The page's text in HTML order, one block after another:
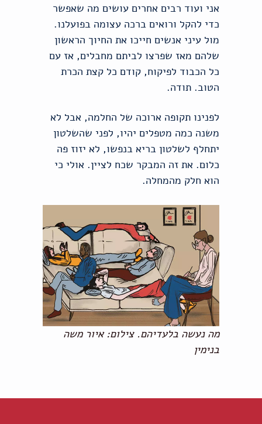
אני ועוד רבים אחרים עושים מה שאפשר
כדי להקל ורואים ברכה עצומה בפועלנו.
מול עיני אנשים חייכו את החיוך הראשון
שלהם מאז שפרצו לביתם מחבלים, אז עם
כל הכבוד לפיקוח, קודם כל קצת הכרת
הטוב. תודה.
לפנינו תקופה ארוכה של החלמה, אבל לא
משנה כמה מטפלים יהיו, לפני שהשלטון
יתחלף לשלטון בריא בנפשו, לא יזוז פה
כלום. את זה המבקר שכח לציין. אולי כי
הוא חלק מהמחלה.
מה נעשה בלעדיהם. צילום: איור משה
בנימין